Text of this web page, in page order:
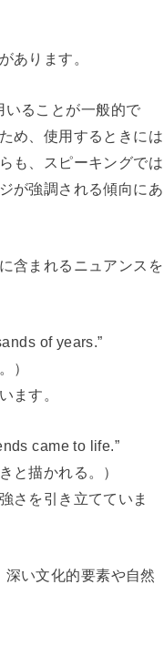
あります。
ることが一般的で
め、使用するときには
も、スピーキングでは
が強調される傾向にあ
含まれるニュアンスを
of years.”
）
ます。
came to life.”
と描かれる。）
さを引き立てていま
い文化的要素や自然